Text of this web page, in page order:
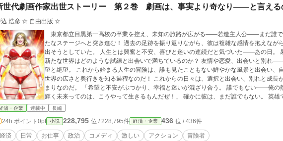
世代劇画作家出世ストーリー 第２巻 劇画は、事実より奇なり――と言える
込 浩彦 ☆ 自由出版 ☆
東京都立目黒第一高校の卒業を控え、未知の旅路が広がる――若造主人公――まだ誰で
たなステージへと突き進む！ 過去の足跡を振り返りながら、彼は複雑な感情を抱えながらも、未来への一歩を踏み
出そうとしていた。 人生とは興奮と不安、喜びと迷いの連続だと気づいた――あの日。 果たして、彼の前に広がる
新たな世界はどのような試練と出会いで満ちているのか？ 友情や恋愛、出会いと別れ――そして、成長と喪失、希
望と絶望。 これから始まる人生の冒険は、誰も見たこともない鮮やかな風景と出会い、自らの浅さと深さを知り、
世界の広さと奥行きを知る過程なのだ！ これからの日々は、選択と出会い、別れと成長が織り交ぜられた冒険の始
まりなのだ。 「希望と不安がぶつかり、幸福と迷いが混ざり合う。 誰でもない――俺の熱い時間、ここに開幕！
輝く未来ってのは、こうやって生きるもんだぜ！」 確かに彼は、まだ誰でもない。 英雄でもなければ、悪党でもな
く、成功者でなければ、敗残者でもない。 その彼が見上げる空には、夢と希望が、きらめき、明るい光で照らさ
るかわからない。でも、それが面白いんだろう？」 彼の心の底に灯る希望の熱い火が、彼を前へと駆り立ててい
る。 新たな仲間たちとの出会い、困難との闘い、そして自らを見つめ直す時間。 これら
済・企業 連載中 長編
24h.ポイント 0pt 小説 228,795 位 / 228,795件 経済・企業 436 位 / 436件
経済 日常 お仕事 政治 コメディ 激しい アクション 冒険者